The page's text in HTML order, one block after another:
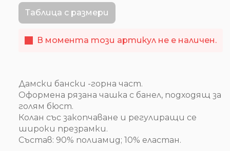
Таблица с размери
В момента този артикул не е наличен.
Дамски бански -горна част.
Оформена рязана чашка с банел, подходящ за
голям бюст.
Колан със закопчаване и регулиращи се
широки презрамки.
Състав: 90% полиамид; 10% еластан.